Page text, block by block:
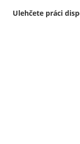
Ulehčete práci